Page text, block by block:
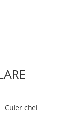
Cuier chei